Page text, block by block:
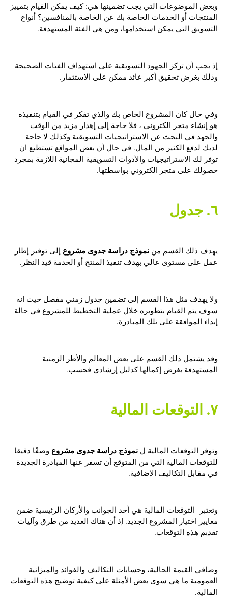
وبعض الموضوعات التي يجب تضمينها هي: كيف يمكن القيام بتمييز
المنتجات أو الخدمات الخاصة بك عن الخاصة بالمنافسين؟ أنواع
التسويق التي يمكن استخدامها، ومن هي الفئة المستهدفة.
إذ يجب أن تركز الجهود التسويقية على استهداف الفئات الصحيحة
وذلك بغرض تحقيق أكبر عائد ممكن على الاستثمار.
وفي حال كان المشروع الخاص بك والذي تفكر في القيام بتنفيذه
هو إنشاء متجر الكتروني ، فلا حاجة إلى إهدار مزيد من الوقت
والجهد في البحث عن الاستراتيجيات التسويقية وكذلك لا حاجة
لديك لدفع الكثير من المال. في حال أن بعض المواقع تستطيع ان
توفر لك الاستراتيجيات والأدوات التسويقية المجانية اللازمة بمجرد
حصولك على متجر الكتروني بواسطتها.
يهدف ذلك القسم مننموذج دراسة جدوى مشروع إلى توفير إطار
عمل على مستوى عالي بهدف تنفيذ المنتج أو الخدمة قيد النظر.
ولا يهدف مثل هذا القسم إلى تضمين جدول زمني مفصل حيث انه
سوف يتم القيام بتطويره خلال عملية التخطيط للمشروع في حالة
إبداء الموافقة على تلك المبادرة.
وقد يشتمل ذلك القسم على بعض المعالم والأطر الزمنية
المستهدفة بغرض إكمالها كدليل إرشادي فحسب.
وتوفر التوقعات المالية ل نموذج دراسة جدوى مشروع وصفًا دقيقا
للتوقعات المالية التي من المتوقع أن تسفر عنها المبادرة الجديدة
في مقابل التكاليف الإضافية.
وتعتبر التوقعات المالية هي أحد الجوانب والأركان الرئيسية ضمن
معايير اختيار المشروع الجديد. إذ أن هناك العديد من طرق وآليات
تقديم هذه التوقعات.
وصافي القيمة الحالية، وحسابات التكاليف والفوائد والميزانية
العمومية ما هي سوى بعض الأمثلة على كيفية توضيح هذه التوقعات
المالية.